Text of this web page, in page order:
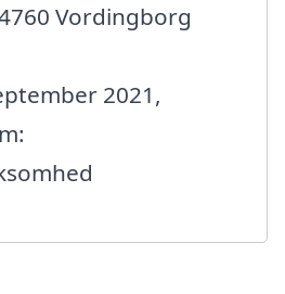
Vordingborg
2021,